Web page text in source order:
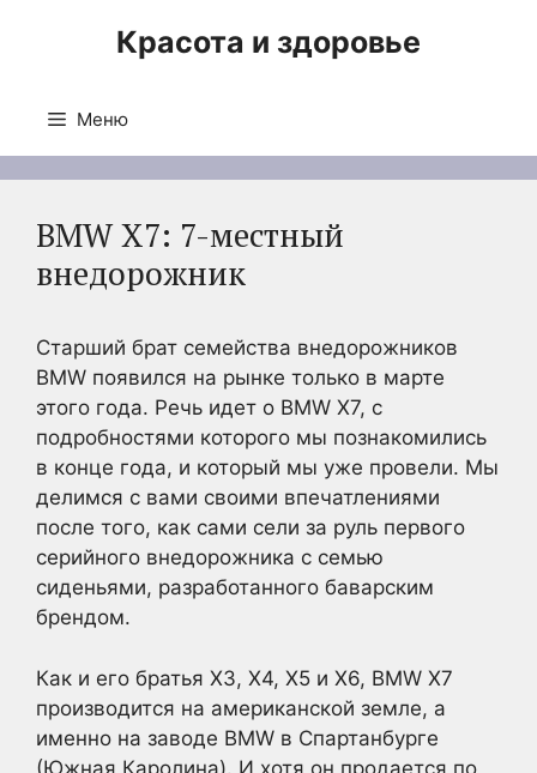
Красота и здоровье
Меню
BMW X7: 7-местный
внедорожник
Старший брат семейства внедорожников
BMW появился на рынке только в марте
этого года. Речь идет о BMW X7, с
подробностями которого мы познакомились
в конце года, и который мы уже провели. Мы
делимся с вами своими впечатлениями
после того, как сами сели за руль первого
серийного внедорожника с семью
сиденьями, разработанного баварским
брендом.
Как и его братья X3, X4, X5 и X6, BMW X7
производится на американской земле, а
именно на заводе BMW в Спартанбурге
(Южная Каролина). И хотя он продается по